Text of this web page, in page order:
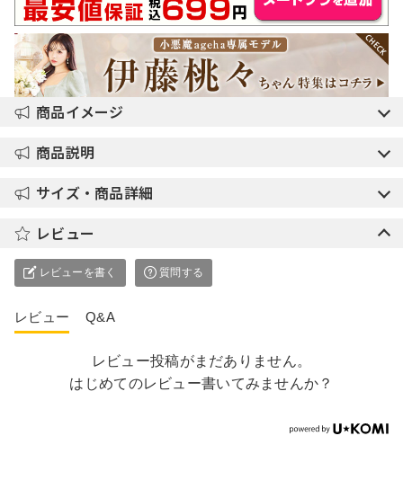
商品イメージ
商品説明
サイズ・商品詳細
レビュー
レビューを書く 質問する
レビュー Q&A
レビュー投稿がまだありません。
はじめてのレビュー書いてみませんか？